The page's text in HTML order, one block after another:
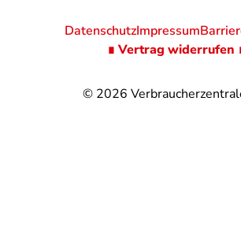
© 2026
DatenschutzImpressum
∎ Vertrag widerrufen